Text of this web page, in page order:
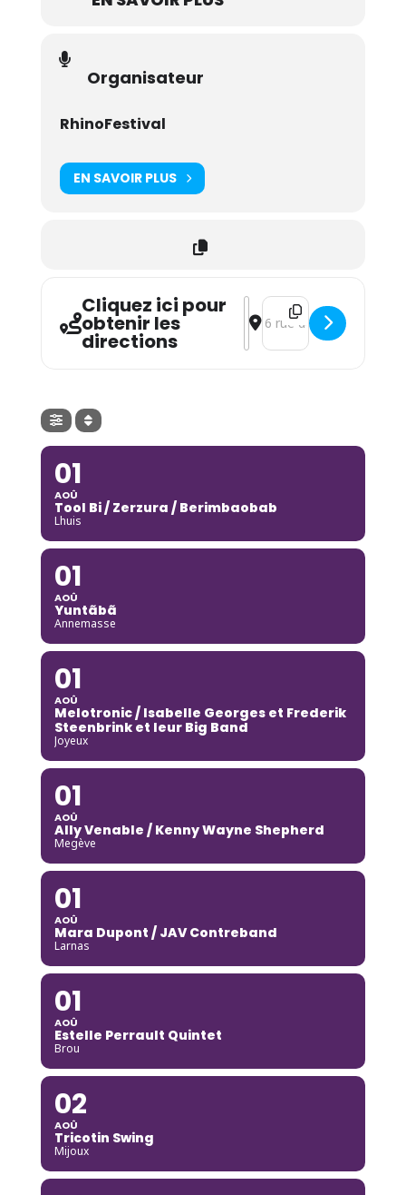
Organisateur
RhinoFestival
EN SAVOIR PLUS
Cliquez ici pour
obtenir les
directions
Address - Les Virtuoses
Destination Address -
01
AOÛ
Tool Bi / Zerzura / Berimbaobab
Lhuis
01
AOÛ
Yuntãbã
Annemasse
01
AOÛ
Melotronic / Isabelle Georges et Frederik
Steenbrink et leur Big Band
Joyeux
01
AOÛ
Ally Venable / Kenny Wayne Shepherd
Megève
01
AOÛ
Mara Dupont / JAV Contreband
Larnas
01
AOÛ
Estelle Perrault Quintet
Brou
02
AOÛ
Tricotin Swing
Mijoux